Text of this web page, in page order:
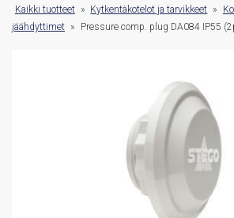
Kaikki tuotteet » Kytkentäkotelot ja tarvikkeet »
jäähdyttimet » Pressure comp. plug DA084 IP55